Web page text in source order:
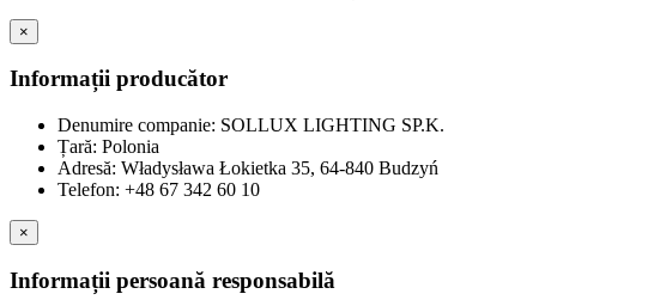
×
Informații producător
Denumire companie: SOLLUX LIGHTING SP.K.
Țară: Polonia
Adresă: Władysława Łokietka 35, 64-840 Budzyń
Telefon: +48 67 342 60 10
×
Informații persoană responsabilă